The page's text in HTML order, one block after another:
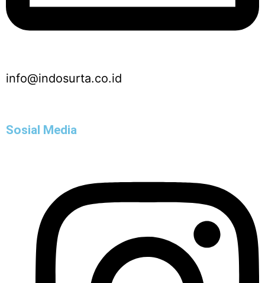
info@indosurta.co.id
Sosial Media